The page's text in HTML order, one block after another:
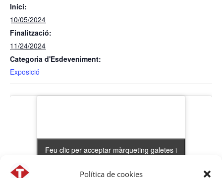
Política de cookies
Inici:
10/05/2024
Finalització:
11/24/2024
Categoria d'Esdeveniment:
Exposició
Feu clic per acceptar màrqueting galetes i
Feu clic per acceptar màrqueting galetes i